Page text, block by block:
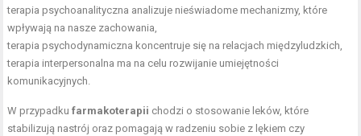
terapia psychoanalityczna analizuje nieświadome mechanizmy, które
wpływają na nasze zachowania,
terapia psychodynamiczna koncentruje się na relacjach międzyludzkich,
terapia interpersonalna ma na celu rozwijanie umiejętności
komunikacyjnych.
W przypadkufarmakoterapii chodzi o stosowanie leków, które
stabilizują nastrój oraz pomagają w radzeniu sobie z lękiem czy